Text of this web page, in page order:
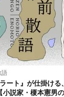
語
ート』が仕掛ける
説家・榎本憲男の